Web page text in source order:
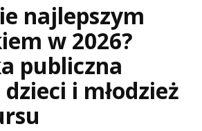
najlepszym
w 2026?
publiczna
i młodzież